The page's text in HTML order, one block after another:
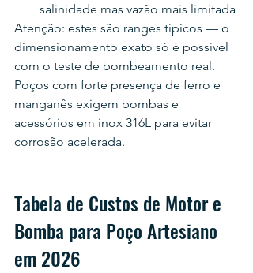
salinidade mas vazão mais limitada
Atenção: estes são ranges típicos — o
dimensionamento exato só é possível
com o teste de bombeamento real.
Poços com forte presença de ferro e
manganês exigem bombas e
acessórios em inox 316L para evitar
corrosão acelerada.
Tabela de Custos de Motor e
Bomba para Poço Artesiano
em 2026